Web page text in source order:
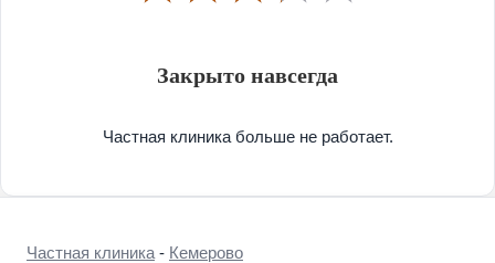
Закрыто навсегда
Частная клиника больше не работает.
Частная клиника - Кемерово